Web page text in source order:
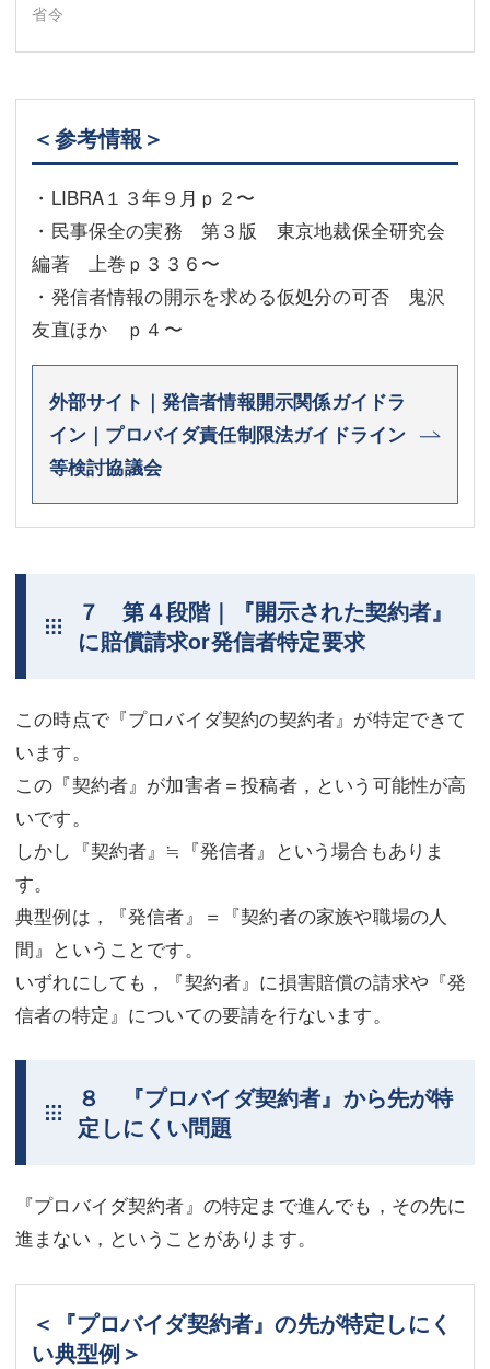
省令
＜参考情報＞
・LIBRA１３年９月ｐ２〜
・民事保全の実務 第３版 東京地裁保全研究会
編著 上巻ｐ３３６〜
・発信者情報の開示を求める仮処分の可否 鬼沢
友直ほか ｐ４〜
外部サイト｜発信者情報開示関係ガイドラ
イン｜プロバイダ責任制限法ガイドライン
等検討協議会
７ 第４段階｜『開示された契約者』
に賠償請求or発信者特定要求
この時点で『プロバイダ契約の契約者』が特定できて
います。
この『契約者』が加害者＝投稿者，という可能性が高
いです。
しかし『契約者』≒『発信者』という場合もありま
す。
典型例は，『発信者』＝『契約者の家族や職場の人
間』ということです。
いずれにしても，『契約者』に損害賠償の請求や『発
信者の特定』についての要請を行ないます。
８ 『プロバイダ契約者』から先が特
定しにくい問題
『プロバイダ契約者』の特定まで進んでも，その先に
進まない，ということがあります。
＜『プロバイダ契約者』の先が特定しにく
い典型例＞